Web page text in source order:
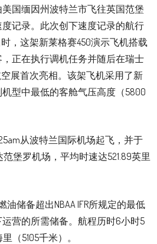
国缅因州波特兰市飞往英国范堡
记录。此次创下速度记录的航行
，这架新莱格赛450演示飞机搭载
正在执行调机任务并随后在瑞士
展首次亮相。该架飞机采用了新
型中最低的客舱气压高度（5800
从波特兰国际机场起飞，并于
堡罗机场，平均时速达521.89英里
储备超出NBAA IFR所规定的最低
营的所需储备。航程历时6小时5
（5105千米）。